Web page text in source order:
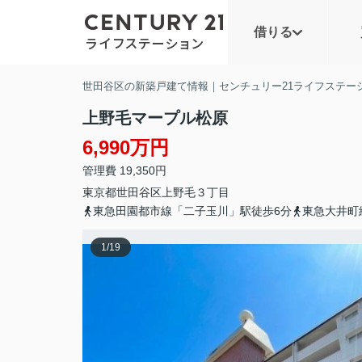
借りる
世田谷区の新築戸建て情報｜センチュリー21ライフステー
上野毛マープル松原
6,990万円
管理費 19,350円
東京都世田谷区 上野毛３丁目
東急田園都市線「二子玉川」駅徒歩6分
東急大井
1/19